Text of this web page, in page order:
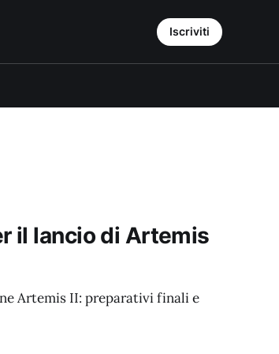
Iscriviti
il lancio di Artemis
Artemis II: preparativi finali e